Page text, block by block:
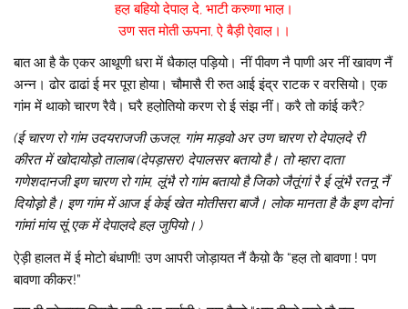
हल़ बहियो देपाल़ दे, भाटी करुणा भाल़।
उण सत मोती ऊपना, ऐ बैड़ी ऐवाल़।।
बात आ है कै एकर आथूणी धरा में धैकाल़ पड़ियो। नीं पीवण नै पाणी अर नीं खावण नैं
अन्न। ढोर ढाढां ई मर पूरा होया। चौमासै री रुत आई इंद्र राटक र वरसियो। एक
गांम में थाको चारण रैवै। घरै हल़ोतियो करण रो ई संझ नीं। करै तो कांई करै?
(ई चारण रो गांम उदयराजजी ऊजल़, गांम माड़वो अर उण चारण रो देपाल़दे री
कीरत में खोदायोड़ो तालाब (देपड़ासर) देपालसर बतायो है। तो म्हारा दाता
गणेशदानजी इण चारण रो गांम, लूंभै रो गांम बतायो है जिको जैतूंगां रै ई लूंभै रतनू नैं
दियोड़़ो है। इण गांम में आज ई केई खेत मोतीसरा बाजै। लोक मानता है कै इण दोनां
गांमां मांय सूं एक में देपाल़दे हल़ जुपियो। )
ऐड़ी हालत में ई मोटो बंधाणी! उण आपरी जोड़ायत नैं कैय़ो कै “हल़ तो बावणा ! पण
बावणा कीकर!”